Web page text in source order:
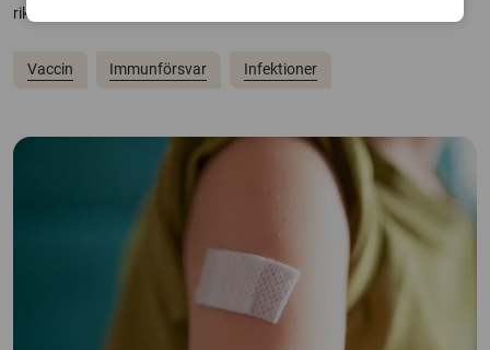
riktas mot en särskilt svåråtkomlig del av viruset.
Vaccin Immunförsvar Infektioner